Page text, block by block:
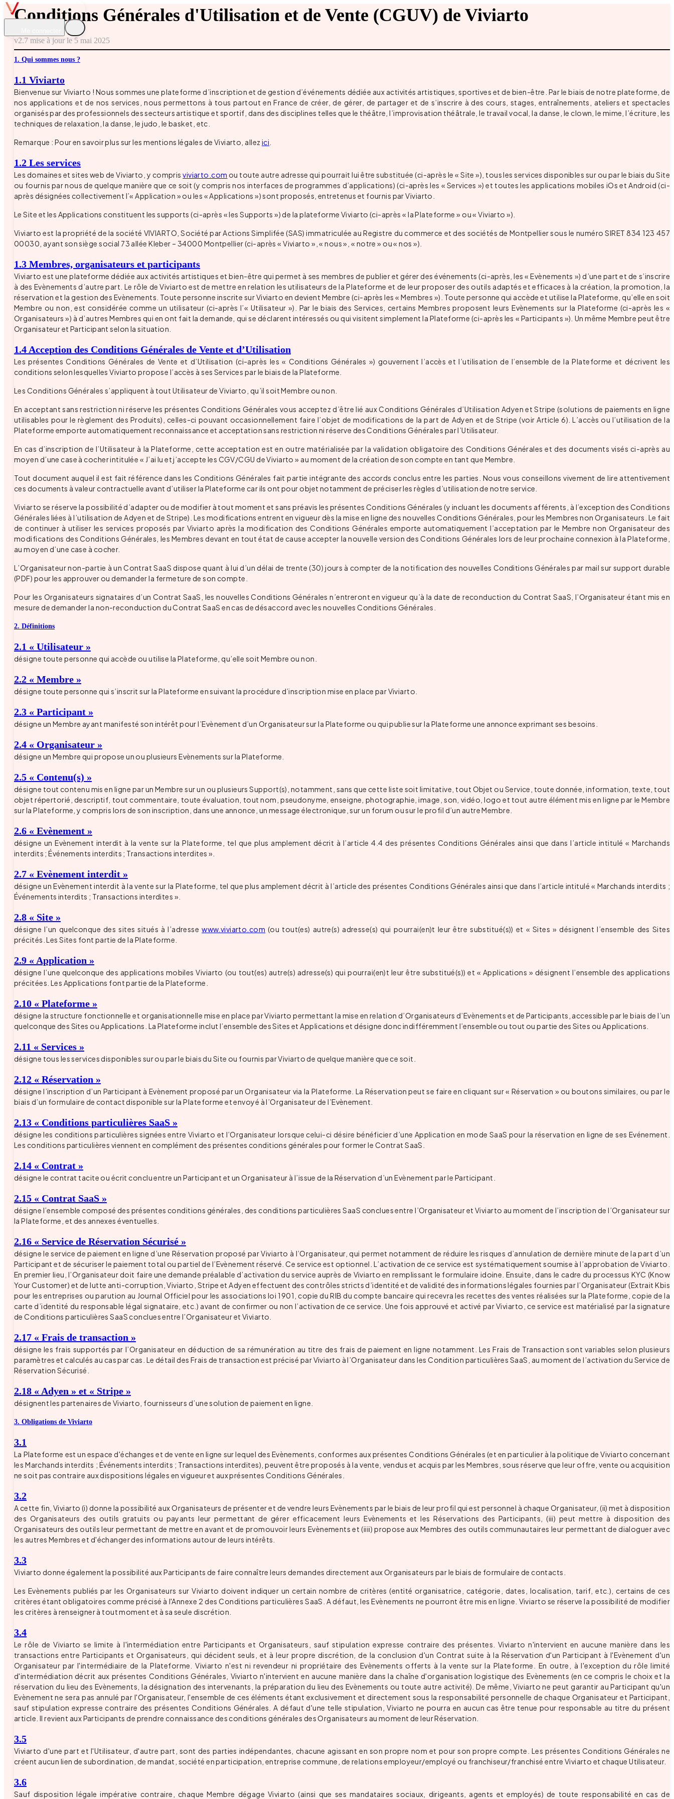
Conditions Générales d'Utilisation et de Vente (CGUV) de Viviarto
v2.7 mise à jour le 5 mai 2025
1. Qui sommes nous ?
1.1 Viviarto
Bienvenue sur Viviarto ! Nous sommes une plateforme d’inscription et de gestion d’événements dédiée aux activités artistiques, sportives et de bien-être. Par le biais de notre plateforme, de
nos applications et de nos services, nous permettons à tous partout en France de créer, de gérer, de partager et de s’inscrire à des cours, stages, entraînements, ateliers et spectacles
organisés par des professionnels des secteurs artistique et sportif, dans des disciplines telles que le théâtre, l’improvisation théâtrale, le travail vocal, la danse, le clown, le mime, l’écriture, les
techniques de relaxation, la danse, le judo, le basket, etc.
Remarque : Pour en savoir plus sur les mentions légales de Viviarto, allez ici
1.2 Les services
Les domaines et sites web de Viviarto, y comprisviviarto.com ou toute autre adresse qui pourrait lui être substituée (ci-après le « Site »), tous les services disponibles sur ou par le biais du Site
ou fournis par nous de quelque manière que ce soit (y compris nos interfaces de programmes d’applications) (ci-après les « Services ») et toutes les applications mobiles iOs et Android (ci-
après désignées collectivement l’« Application » ou les « Applications ») sont proposés, entretenus et fournis par Viviarto.
Le Site et les Applications constituent les supports (ci-après « les Supports ») de la plateforme Viviarto (ci-après « la Plateforme » ou « Viviarto »).
Viviarto est la propriété de la société VIVIARTO, Société par Actions Simplifée (SAS) immatriculée au Registre du commerce et des sociétés de Montpellier sous le numéro SIRET 834 123 457
00030, ayant son siège social 73 allée Kleber – 34000 Montpellier (ci-après « Viviarto », « nous », « notre » ou « nos »).
1.3 Membres, organisateurs et participants
Viviarto est une plateforme dédiée aux activités artistiques et bien-être qui permet à ses membres de publier et gérer des événements (ci-après, les « Evènements ») d’une part et de s’inscrire
à des Evènements d’autre part. Le rôle de Viviarto est de mettre en relation les utilisateurs de la Plateforme et de leur proposer des outils adaptés et efficaces à la création, la promotion, la
réservation et la gestion des Evènements. Toute personne inscrite sur Viviarto en devient Membre (ci-après les « Membres »). Toute personne qui accède et utilise la Plateforme, qu’elle en soit
Membre ou non, est considérée comme un utilisateur (ci-après l’« Utilisateur »). Par le biais des Services, certains Membres proposent leurs Evènements sur la Plateforme (ci-après les «
Organisateurs ») à d’autres Membres qui en ont fait la demande, qui se déclarent intéressés ou qui visitent simplement la Plateforme (ci-après les « Participants »). Un même Membre peut être
Organisateur et Participant selon la situation.
1.4 Acception des Conditions Générales de Vente et d’Utilisation
Les présentes Conditions Générales de Vente et d’Utilisation (ci-après les « Conditions Générales ») gouvernent l’accès et l’utilisation de l’ensemble de la Plateforme et décrivent les
conditions selon lesquelles Viviarto propose l’accès à ses Services par le biais de la Plateforme.
Les Conditions Générales s’appliquent à tout Utilisateur de Viviarto, qu’il soit Membre ou non.
En acceptant sans restriction ni réserve les présentes Conditions Générales vous acceptez d’être lié aux Conditions Générales d’Utilisation Adyen et Stripe (solutions de paiements en ligne
utilisables pour le règlement des Produits), celles-ci pouvant occasionnellement faire l’objet de modifications de la part de Adyen et de Stripe (voir Article 6). L’accès ou l’utilisation de la
Plateforme emporte automatiquement reconnaissance et acceptation sans restriction ni réserve des Conditions Générales par l’Utilisateur.
En cas d’inscription de l’Utilisateur à la Plateforme, cette acceptation est en outre matérialisée par la validation obligatoire des Conditions Générales et des documents visés ci-après au
moyen d’une case à cocher intitulée « J’ai lu et j’accepte les CGV/CGU de Viviarto » au moment de la création de son compte en tant que Membre.
Tout document auquel il est fait référence dans les Conditions Générales fait partie intégrante des accords conclus entre les parties. Nous vous conseillons vivement de lire attentivement
ces documents à valeur contractuelle avant d’utiliser la Plateforme car ils ont pour objet notamment de préciser les règles d’utilisation de notre service.
Viviarto se réserve la possibilité d’adapter ou de modifier à tout moment et sans préavis les présentes Conditions Générales (y incluant les documents afférents, à l’exception des Conditions
Générales liées à l’utilisation de Adyen et de Stripe). Les modifications entrent en vigueur dès la mise en ligne des nouvelles Conditions Générales, pour les Membres non Organisateurs. Le fait
de continuer à utiliser les services proposés par Viviarto après la modification des Conditions Générales emporte automatiquement l’acceptation par le Membre non Organisateur des
modifications des Conditions Générales, les Membres devant en tout état de cause accepter la nouvelle version des Conditions Générales lors de leur prochaine connexion à la Plateforme,
au moyen d’une case à cocher.
L’Organisateur non-partie à un Contrat SaaS dispose quant à lui d’un délai de trente (30) jours à compter de la notification des nouvelles Conditions Générales par mail sur support durable
(PDF) pour les approuver ou demander la fermeture de son compte.
Pour les Organisateurs signataires d’un Contrat SaaS, les nouvelles Conditions Générales n’entreront en vigueur qu’à la date de reconduction du Contrat SaaS, l’Organisateur étant mis en
mesure de demander la non-reconduction du Contrat SaaS en cas de désaccord avec les nouvelles Conditions Générales.
2. Définitions
2.1 « Utilisateur »
désigne toute personne qui accède ou utilise la Plateforme, qu’elle soit Membre ou non.
2.2 « Membre »
désigne toute personne qui s’inscrit sur la Plateforme en suivant la procédure d’inscription mise en place par Viviarto.
2.3 « Participant »
désigne un Membre ayant manifesté son intérêt pour l’Evènement d’un Organisateur sur la Plateforme ou qui publie sur la Plateforme une annonce exprimant ses besoins.
2.4 « Organisateur »
désigne un Membre qui propose un ou plusieurs Evènements sur la Plateforme.
2.5 « Contenu(s) »
désigne tout contenu mis en ligne par un Membre sur un ou plusieurs Support(s), notamment, sans que cette liste soit limitative, tout Objet ou Service, toute donnée, information, texte, tout
objet répertorié, descriptif, tout commentaire, toute évaluation, tout nom, pseudonyme, enseigne, photographie, image, son, vidéo, logo et tout autre élément mis en ligne par le Membre
sur la Plateforme, y compris lors de son inscription, dans une annonce, un message électronique, sur un forum ou sur le profil d’un autre Membre.
2.6 « Evènement »
désigne un Evènement interdit à la vente sur la Plateforme, tel que plus amplement décrit à l’article 4.4 des présentes Conditions Générales ainsi que dans l’article intitulé « Marchands
interdits ; Événements interdits ; Transactions interdites ».
2.7 « Evènement interdit »
désigne un Evènement interdit à la vente sur la Plateforme, tel que plus amplement décrit à l’article des présentes Conditions Générales ainsi que dans l’article intitulé « Marchands interdits ;
Événements interdits ; Transactions interdites ».
2.8 « Site »
désigne l’un quelconque des sites situés à l’adressewww.viviarto.com (ou tout(es) autre(s) adresse(s) qui pourrai(en)t leur être substitué(s)) et « Sites » désignent l’ensemble des Sites
précités. Les Sites font partie de la Plateforme.
2.9 « Application »
désigne l’une quelconque des applications mobiles Viviarto (ou tout(es) autre(s) adresse(s) qui pourrai(en)t leur être substitué(s)) et « Applications » désignent l’ensemble des applications
précitées. Les Applications font partie de la Plateforme.
2.10 « Plateforme »
désigne la structure fonctionnelle et organisationnelle mise en place par Viviarto permettant la mise en relation d’Organisateurs d’Evènements et de Participants, accessible par le biais de l’un
quelconque des Sites ou Applications. La Plateforme inclut l’ensemble des Sites et Applications et désigne donc indifféremment l’ensemble ou tout ou partie des Sites ou Applications.
2.11 « Services »
désigne tous les services disponibles sur ou par le biais du Site ou fournis par Viviarto de quelque manière que ce soit.
2.12 « Réservation »
désigne l’inscription d’un Participant à Evènement proposé par un Organisateur via la Plateforme. La Réservation peut se faire en cliquant sur « Réservation » ou boutons similaires, ou par le
biais d’un formulaire de contact disponible sur la Plateforme et envoyé à l’Organisateur de l’Evènement.
2.13 « Conditions particulières SaaS »
désigne les conditions particulières signées entre Viviarto et l’Organisateur lorsque celui-ci désire bénéficier d’une Application en mode SaaS pour la réservation en ligne de ses Evénement.
Les conditions particulières viennent en complément des présentes conditions générales pour former le Contrat SaaS.
2.14 « Contrat »
désigne le contrat tacite ou écrit conclu entre un Participant et un Organisateur à l’issue de la Réservation d’un Evènement par le Participant.
2.15 « Contrat SaaS »
désigne l’ensemble composé des présentes conditions générales, des conditions particulières SaaS conclues entre l’Organisateur et Viviarto au moment de l’inscription de l’Organisateur sur
la Plateforme, et des annexes éventuelles.
2.16 « Service de Réservation Sécurisé »
désigne le service de paiement en ligne d’une Réservation proposé par Viviarto à l’Organisateur, qui permet notamment de réduire les risques d’annulation de dernière minute de la part d’un
Participant et de sécuriser le paiement total ou partiel de l’Evènement réservé. Ce service est optionnel. L’activation de ce service est systématiquement soumise à l’approbation de Viviarto.
En premier lieu, l’Organisateur doit faire une demande préalable d’activation du service auprès de Viviarto en remplissant le formulaire idoine. Ensuite, dans le cadre du processus KYC (Know
Your Customer) et de lutte anti-corruption, Viviarto, Stripe et Adyen effectuent des contrôles stricts d’identité et de validité des informations légales fournies par l’Organisateur (Extrait Kbis
pour les entreprises ou parution au Journal Officiel pour les associations loi 1901, copie du RIB du compte bancaire qui recevra les recettes des ventes réalisées sur la Plateforme, copie de la
carte d’identité du responsable légal signataire, etc.) avant de confirmer ou non l’activation de ce service. Une fois approuvé et activé par Viviarto, ce service est matérialisé par la signature
de Conditions particulières SaaS conclues entre l’Organisateur et Viviarto.
2.17 « Frais de transaction »
désigne les frais supportés par l’Organisateur en déduction de sa rémunération au titre des frais de paiement en ligne notamment. Les Frais de Transaction sont variables selon plusieurs
paramètres et calculés au cas par cas. Le détail des Frais de transaction est précisé par Viviarto à l’Organisateur dans les Condition particulières SaaS, au moment de l’activation du Service de
Réservation Sécurisé.
2.18 « Adyen » et « Stripe »
désignent les partenaires de Viviarto, fournisseurs d’une solution de paiement en ligne.
3. Obligations de Viviarto
3.1
La Plateforme est un espace d'échanges et de vente en ligne sur lequel des Evènements, conformes aux présentes Conditions Générales (et en particulier à la politique de Viviarto concernant
les Marchands interdits ; Événements interdits ; Transactions interdites), peuvent être proposés à la vente, vendus et acquis par les Membres, sous réserve que leur offre, vente ou acquisition
ne soit pas contraire aux dispositions légales en vigueur et aux présentes Conditions Générales.
3.2
A cette fin, Viviarto (i) donne la possibilité aux Organisateurs de présenter et de vendre leurs Evènements par le biais de leur profil qui est personnel à chaque Organisateur, (ii) met à disposition
des Organisateurs des outils gratuits ou payants leur permettant de gérer efficacement leurs Evènements et les Réservations des Participants, (iii) peut mettre à disposition des
Organisateurs des outils leur permettant de mettre en avant et de promouvoir leurs Evènements et (iiii) propose aux Membres des outils communautaires leur permettant de dialoguer avec
les autres Membres et d'échanger des informations autour de leurs intérêts.
3.3
Viviarto donne également la possibilité aux Participants de faire connaître leurs demandes directement aux Organisateurs par le biais de formulaire de contacts.
Les Evènements publiés par les Organisateurs sur Viviarto doivent indiquer un certain nombre de critères (entité organisatrice, catégorie, dates, localisation, tarif, etc.), certains de ces
critères étant obligatoires comme précisé à l'Annexe 2 des Conditions particulières SaaS. A défaut, les Evènements ne pourront être mis en ligne. Viviarto se réserve la possibilité de modifier
les critères à renseigner à tout moment et à sa seule discrétion.
3.4
Le rôle de Viviarto se limite à l'intermédiation entre Participants et Organisateurs, sauf stipulation expresse contraire des présentes. Viviarto n'intervient en aucune manière dans les
transactions entre Participants et Organisateurs, qui décident seuls, et à leur propre discrétion, de la conclusion d'un Contrat suite à la Réservation d'un Participant à l'Evènement d'un
Organisateur par l'intermédiaire de la Plateforme. Viviarto n'est ni revendeur ni propriétaire des Evènements offerts à la vente sur la Plateforme. En outre, à l'exception du rôle limité
d'intermédiation décrit aux présentes Conditions Générales, Viviarto n'intervient en aucune manière dans la chaîne d'organisation logistique des Evènements (en ce compris le choix et la
réservation du lieu des Evènements, la désignation des intervenants, la préparation du lieu des Evènements ou toute autre activité). De même, Viviarto ne peut garantir au Participant qu'un
Evènement ne sera pas annulé par l'Organisateur, l'ensemble de ces éléments étant exclusivement et directement sous la responsabilité personnelle de chaque Organisateur et Participant,
sauf stipulation expresse contraire des présentes Conditions Générales. A défaut d'une telle stipulation, Viviarto ne pourra en aucun cas être tenue pour responsable au titre du présent
article. Il revient aux Participants de prendre connaissance des conditions générales des Organisateurs au moment de leur Réservation.
3.5
Viviarto d'une part et l'Utilisateur, d'autre part, sont des parties indépendantes, chacune agissant en son propre nom et pour son propre compte. Les présentes Conditions Générales ne
créent aucun lien de subordination, de mandat, société en participation, entreprise commune, de relations employeur/employé ou franchiseur/franchisé entre Viviarto et chaque Utilisateur.
3.6
Sauf disposition légale impérative contraire, chaque Membre dégage Viviarto (ainsi que ses mandataires sociaux, dirigeants, agents et employés) de toute responsabilité en cas de